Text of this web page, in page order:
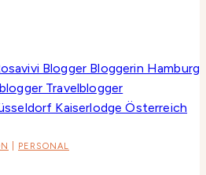
PERSONAL